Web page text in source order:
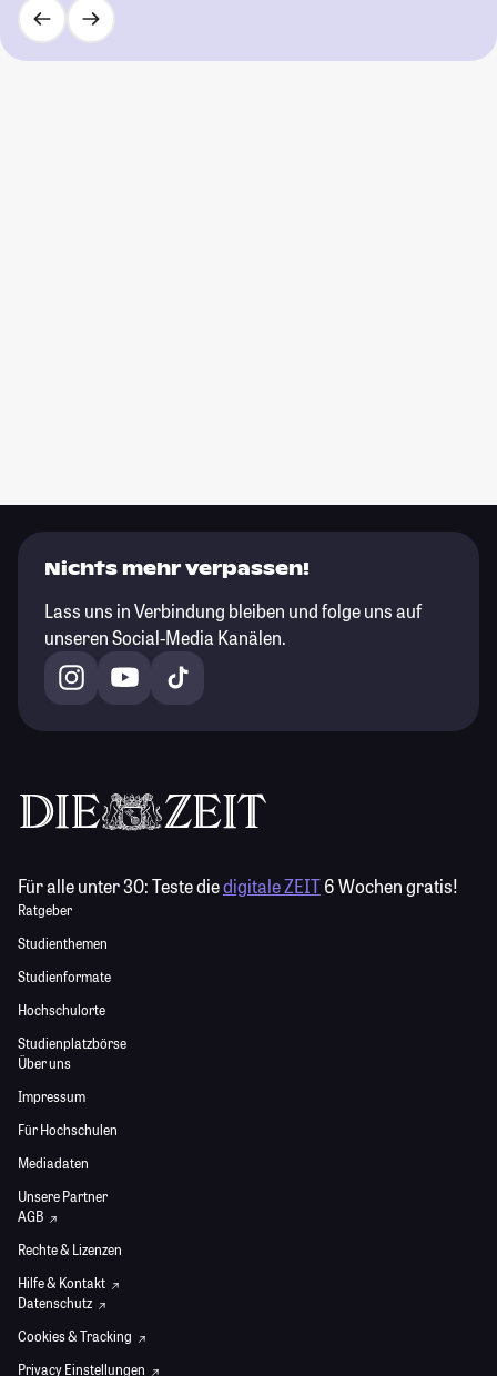
Nichts mehr verpassen!
Lass uns in Verbindung bleiben und folge uns auf
unseren Social-Media Kanälen.
Für alle unter 30:Teste diedigitale ZEIT6 Wochen gratis!
Ratgeber
Studienthemen
Studienformate
Hochschulorte
Studienplatzbörse
Über uns
Impressum
Für Hochschulen
Mediadaten
Unsere Partner
AGB
Rechte & Lizenzen
Hilfe & Kontakt
Datenschutz
Cookies & Tracking
Privacy Einstellungen